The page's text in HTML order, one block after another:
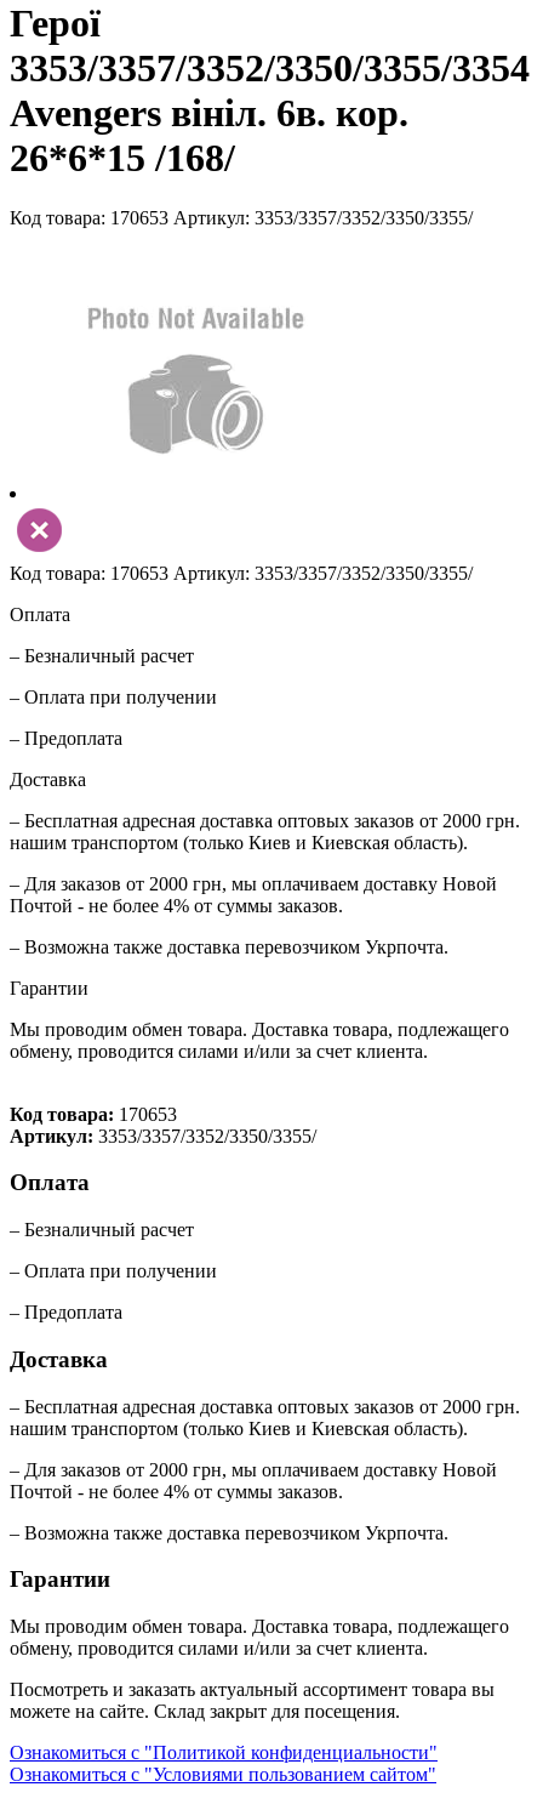
Герої
3353/3357/3352/3350/3355/3354
Avengers вініл. 6в. кор.
26*6*15 /168/
Код товара: 170653 Артикул: 3353/3357/3352/3350/3355/
Код товара: 170653 Артикул: 3353/3357/3352/3350/3355/
Оплата
– Безналичный расчет
– Оплата при получении
– Предоплата
Доставка
– Бесплатная адресная доставка оптовых заказов от 2000 грн.
нашим транспортом (только Киев и Киевская область).
– Для заказов от 2000 грн, мы оплачиваем доставку Новой
Почтой - не более 4% от суммы заказов.
– Возможна также доставка перевозчиком Укрпочта.
Гарантии
Мы проводим обмен товара. Доставка товара, подлежащего
обмену, проводится силами и/или за счет клиента.
Код товара: 170653
Артикул: 3353/3357/3352/3350/3355/
Оплата
– Безналичный расчет
– Оплата при получении
– Предоплата
Доставка
– Бесплатная адресная доставка оптовых заказов от 2000 грн.
нашим транспортом (только Киев и Киевская область).
– Для заказов от 2000 грн, мы оплачиваем доставку Новой
Почтой - не более 4% от суммы заказов.
– Возможна также доставка перевозчиком Укрпочта.
Гарантии
Мы проводим обмен товара. Доставка товара, подлежащего
обмену, проводится силами и/или за счет клиента.
Посмотреть и заказать актуальный ассортимент товара вы
можете на сайте. Склад закрыт для посещения.
Ознакомиться с "Политикой конфиденциальности"
Ознакомиться с "Условиями пользованием сайтом"